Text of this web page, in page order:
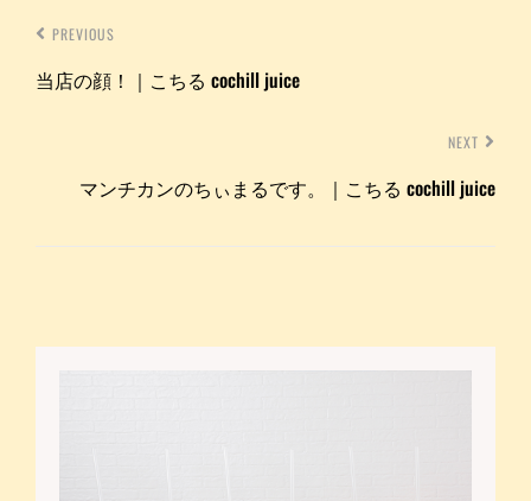
PREVIOUS
当店の顔！｜こちる cochill juice
NEXT
マンチカンのちぃまるです。｜こちる cochill juice